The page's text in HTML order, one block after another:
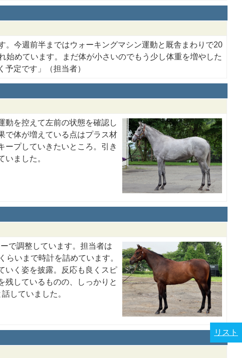
。今週前半まではウォーキングマシン運動と厩舎まわりで20
始めています。まだ体が小さいのでもう少し体重を増やした
定です」（担当者）
動を控えて左前の状態を確認し
で体が増えている点はプラス材
ープしていきたいところ。引き
ました。
で調整しています。担当者は
らいまで時計を詰めています。
いく姿を披露。反応も良くスピ
残しているものの、しっかりと
していました。
リスト